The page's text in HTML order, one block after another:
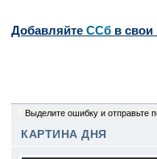
Добавляйте CСб в свои
Выделите ошибку и отправьте
КАРТИНА ДНЯ